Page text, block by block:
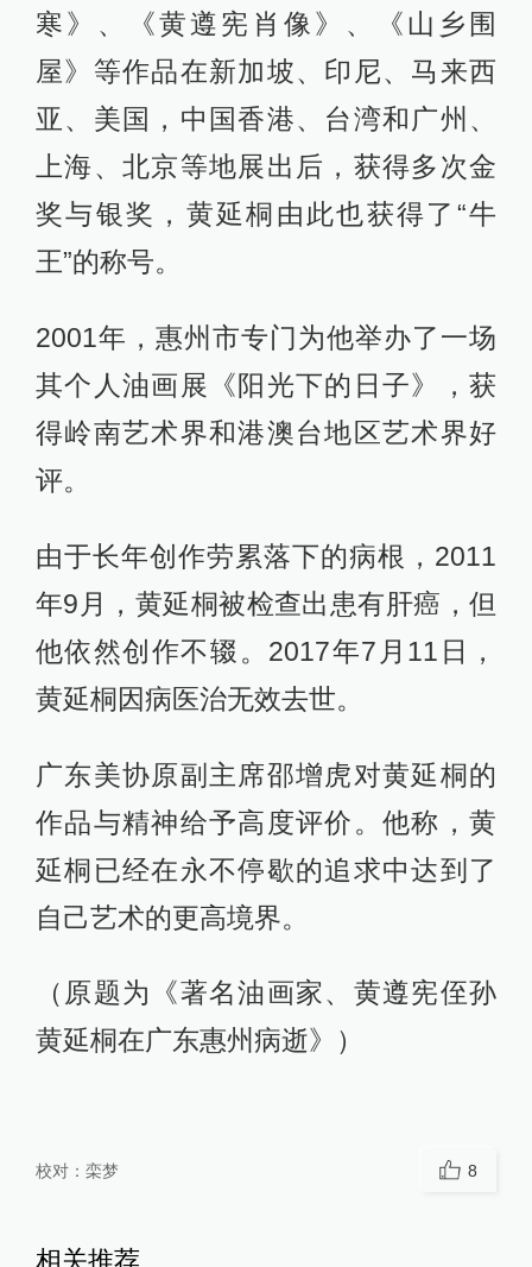
寒》、《黄遵宪肖像》、《山乡围
屋》等作品在新加坡、印尼、马来西
亚、美国，中国香港、台湾和广州、
上海、北京等地展出后，获得多次金
奖与银奖，黄延桐由此也获得了“牛
王”的称号。
2001年，惠州市专门为他举办了一场
其个人油画展《阳光下的日子》，获
得岭南艺术界和港澳台地区艺术界好
评。
由于长年创作劳累落下的病根，2011
年9月，黄延桐被检查出患有肝癌，但
他依然创作不辍。2017年7月11日，
黄延桐因病医治无效去世。
广东美协原副主席邵增虎对黄延桐的
作品与精神给予高度评价。他称，黄
延桐已经在永不停歇的追求中达到了
自己艺术的更高境界。
（原题为《著名油画家、黄遵宪侄孙
黄延桐在广东惠州病逝》）
校对： 栾梦 8
相关推荐